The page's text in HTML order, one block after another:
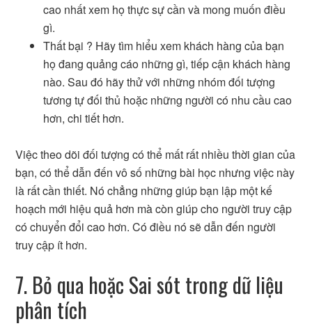
cao nhất xem họ thực sự cần và mong muốn điều
gì.
Thất bại ? Hãy tìm hiểu xem khách hàng của bạn
họ đang quảng cáo những gì, tiếp cận khách hàng
nào. Sau đó hãy thử với những nhóm đối tượng
tương tự đối thủ hoặc những người có nhu cầu cao
hơn, chi tiết hơn.
Việc theo dõi đối tượng có thể mất rất nhiều thời gian của
bạn, có thể dẫn đến vô số những bài học nhưng việc này
là rất cần thiết. Nó chẳng những giúp bạn lập một kế
hoạch mới hiệu quả hơn mà còn giúp cho người truy cập
có chuyển đổi cao hơn. Có điều nó sẽ dẫn đến người
truy cập ít hơn.
7. Bỏ qua hoặc Sai sót trong dữ liệu
phân tích